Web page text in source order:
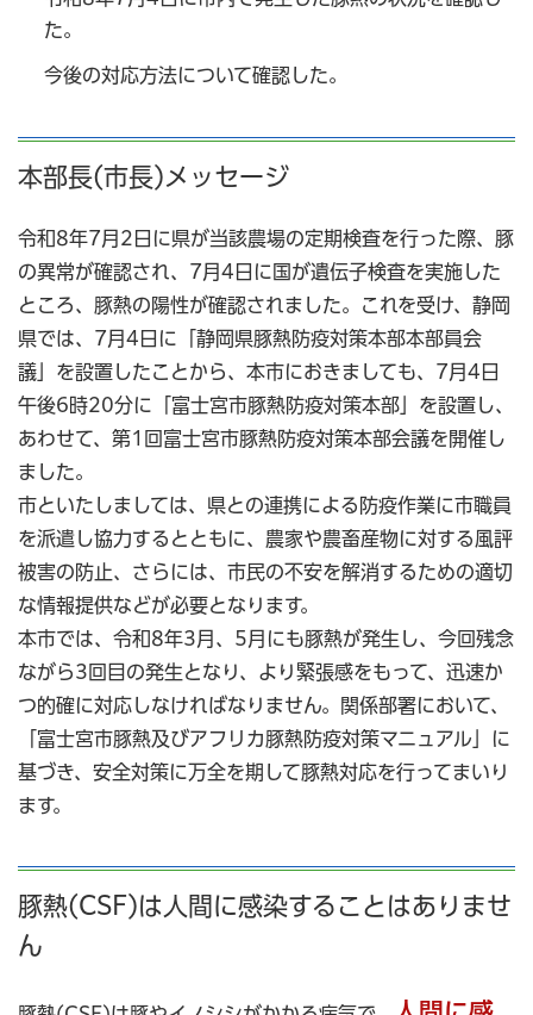
た。
今後の対応方法について確認した。
本部長(市長)メッセージ
令和8年7月2日に県が当該農場の定期検査を行った際、豚
の異常が確認され、7月4日に国が遺伝子検査を実施した
ところ、豚熱の陽性が確認されました。これを受け、静岡
県では、7月4日に「静岡県豚熱防疫対策本部本部員会
議」を設置したことから、本市におきましても、7月4日
午後6時20分に「富士宮市豚熱防疫対策本部」を設置し、
あわせて、第1回富士宮市豚熱防疫対策本部会議を開催し
ました。
市といたしましては、県との連携による防疫作業に市職員
を派遣し協力するとともに、農家や農畜産物に対する風評
被害の防止、さらには、市民の不安を解消するための適切
な情報提供などが必要となります。
本市では、令和8年3月、5月にも豚熱が発生し、今回残念
ながら3回目の発生となり、より緊張感をもって、迅速か
つ的確に対応しなければなりません。関係部署において、
「富士宮市豚熱及びアフリカ豚熱防疫対策マニュアル」に
基づき、安全対策に万全を期して豚熱対応を行ってまいり
ます。
豚熱(CSF)は人間に感染することはありませ
ん